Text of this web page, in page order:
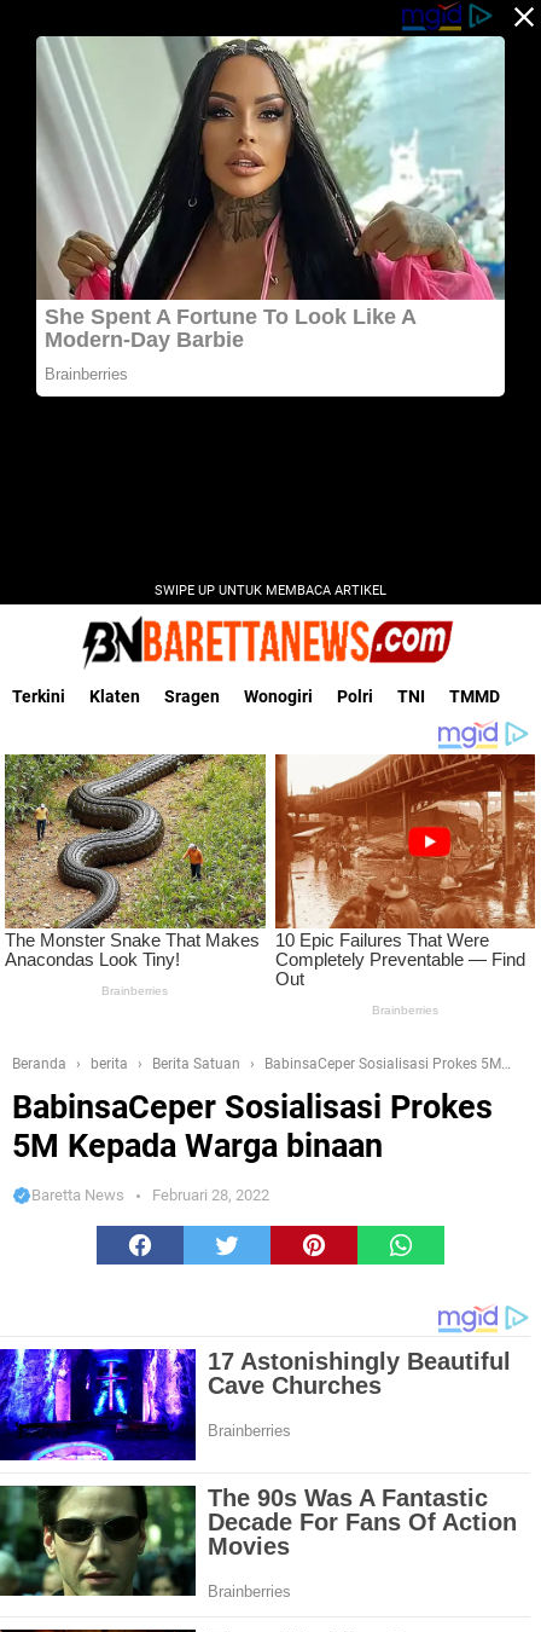
SWIPE UP UNTUK MEMBACA ARTIKEL
Terkini Klaten Sragen Wonogiri Polri TNI TMMD
Beranda berita Berita Satuan
BabinsaCeper Sosialisasi Prokes 5M
BabinsaCeper Sosialisasi Prokes
5M Kepada Warga binaan
Baretta News Februari 28, 2022